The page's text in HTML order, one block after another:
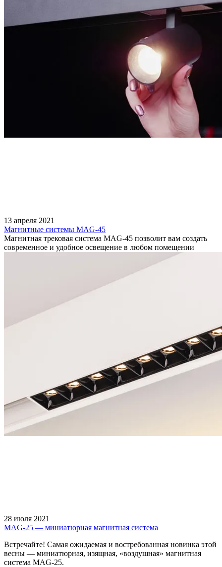
13 апреля 2021
Магнитные системы MAG-45
Магнитная трековая система MAG-45 позволит вам создать
современное и удобное освещение в любом помещении
28 июля 2021
MAG-25 — миниатюрная магнитная система
Встречайте! Самая ожидаемая и востребованная новинка этой
весны — миниатюрная, изящная, «воздушная» магнитная
система MAG-25.